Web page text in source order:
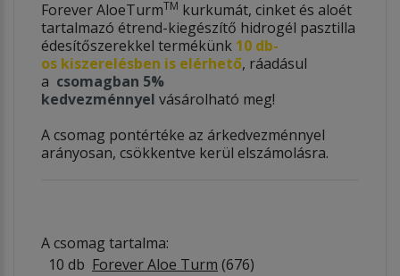
Forever AloeTurmTM kurkumát, cinket és aloét
tartalmazó étrend-kiegészítő hidrogél pasztilla
édesítőszerekkel termékünk 10 db-
os kiszerelésben is elérhető, ráadásul
a csomagban 5%
kedvezménnyel vásárolható meg!
A csomag pontértéke az árkedvezménnyel
arányosan, csökkentve kerül elszámolásra.
A csomag tartalma:
10 db Forever Aloe Turm (676)